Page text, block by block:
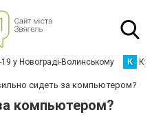
19 у Новограді-Волинському К
сидеть за компьютером?
компьютером?